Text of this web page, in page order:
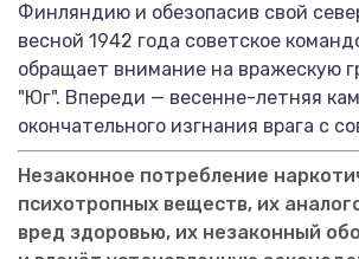
Финляндию и обезопасив свой
весной 1942 года советское
обращает внимание на вражескую
"Юг". Впереди — весенне-летняя
окончательного изгнания врага с
Незаконное потребление
психотропных веществ, их
вред здоровью, их незаконный